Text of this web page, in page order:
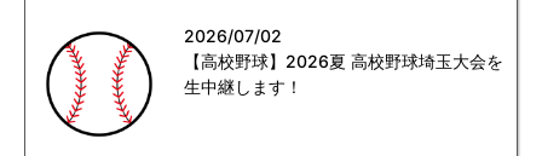
2026/07/02
【高校野球】2026夏 高校野球埼玉大会を
生中継します！